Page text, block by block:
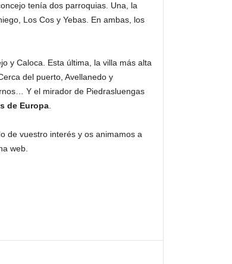
tenía dos parroquias. Una, la
Los Cos y Yebas. En ambas, los
y Caloca. Esta última, la villa más alta
del puerto, Avellanedo y
Y el mirador de Piedrasluengas
de Europa.
de vuestro interés y os animamos a
web.